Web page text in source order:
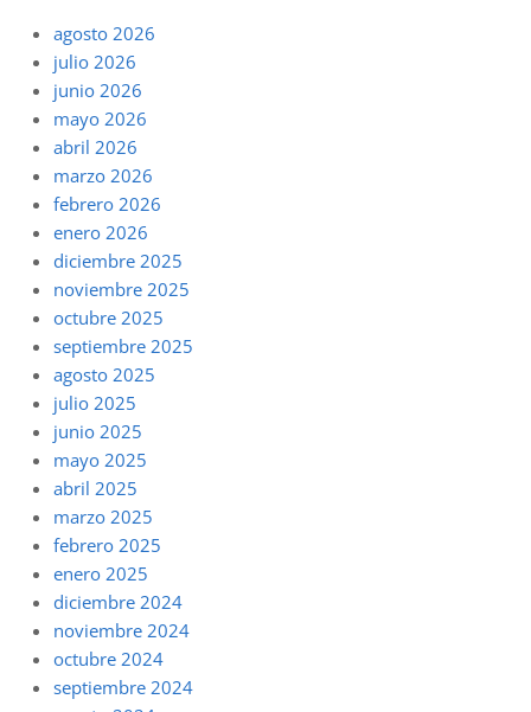
agosto 2026
julio 2026
junio 2026
mayo 2026
abril 2026
marzo 2026
febrero 2026
enero 2026
diciembre 2025
noviembre 2025
octubre 2025
septiembre 2025
agosto 2025
julio 2025
junio 2025
mayo 2025
abril 2025
marzo 2025
febrero 2025
enero 2025
diciembre 2024
noviembre 2024
octubre 2024
septiembre 2024